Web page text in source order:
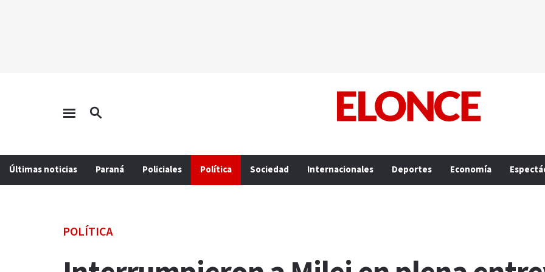
Últimas noticias Paraná Policiales Política Sociedad Internacionales Deportes Economía
POLÍTICA